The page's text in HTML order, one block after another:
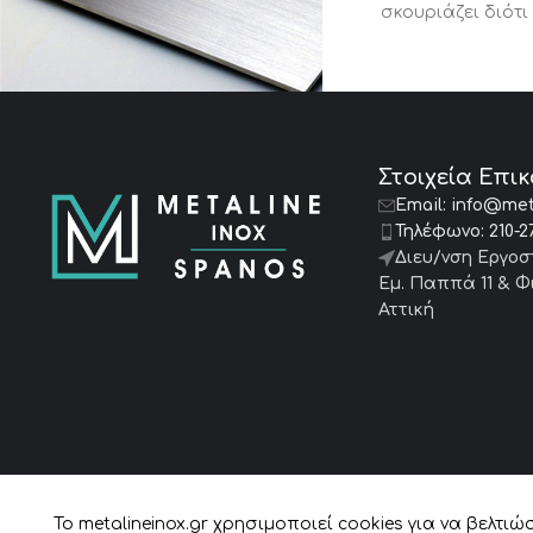
σκουριάζει
Στοιχεία
Email:
Τηλέφωνο: 210-
Διευ/νση
Εμ. Παππά 11 &
Αττική
Copyright © 2024
To metalineinox.gr χρησιμοποιεί cookies για να